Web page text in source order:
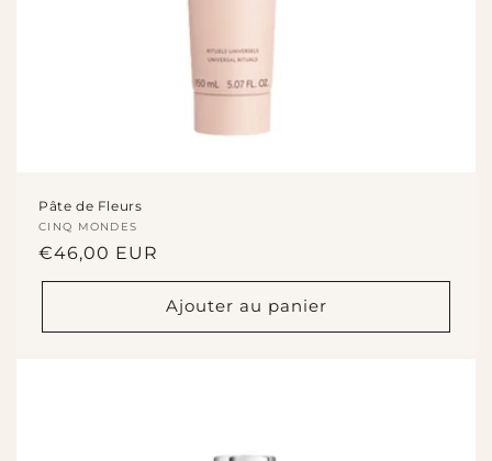
Pâte de Fleurs
Fournisseur :
CINQ MONDES
Prix
habituel
€46,00 EUR
Ajouter au panier